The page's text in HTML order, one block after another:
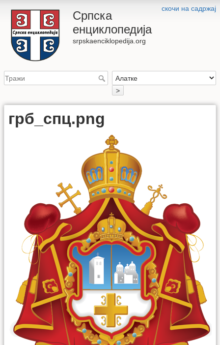
скочи на садржај
Српска
енциклопедија
srpskaenciklopedija.org
>
грб_спц.png